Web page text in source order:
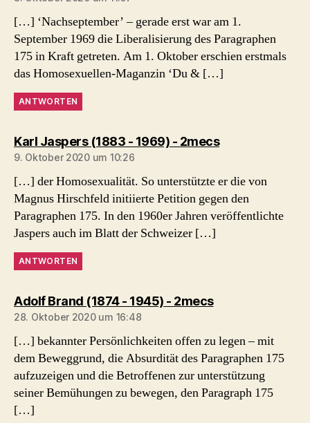
[…] ‘Nachseptember’ – gerade erst war am 1.
September 1969 die Liberalisierung des Paragraphen
175 in Kraft getreten. Am 1. Oktober erschien erstmals
das Homosexuellen-Maganzin ‘Du & […]
ANTWORTEN
Karl Jaspers (1883 - 1969) - 2mecssagt:
9. Oktober 2020 um 10:26
[…] der Homosexualität. So unterstützte er die von
Magnus Hirschfeld initiierte Petition gegen den
Paragraphen 175. In den 1960er Jahren veröffentlichte
Jaspers auch im Blatt der Schweizer […]
ANTWORTEN
Adolf Brand (1874 - 1945) - 2mecssagt:
28. Oktober 2020 um 16:48
[…] bekannter Persönlichkeiten offen zu legen – mit
dem Beweggrund, die Absurdität des Paragraphen 175
aufzuzeigen und die Betroffenen zur unterstützung
seiner Bemühungen zu bewegen, den Paragraph 175
[…]